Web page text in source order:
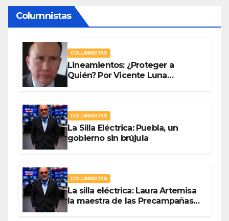
Columnistas
COLUMNISTAS
Lineamientos: ¿Proteger a
Quién? Por Vicente Luna
COLUMNISTAS
La Silla Eléctrica: Puebla, un
gobierno sin brújula
COLUMNISTAS
La silla eléctrica: Laura Artemisa
la maestra de las Precampañas